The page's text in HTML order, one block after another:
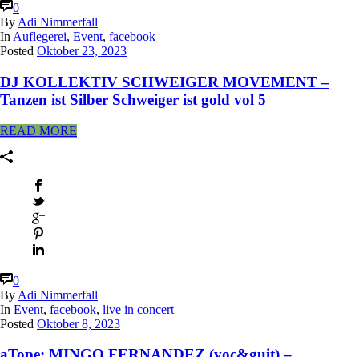
0
By Adi Nimmerfall
In Auflegerei, Event, facebook
Posted Oktober 23, 2023
DJ KOLLEKTIV SCHWEIGER MOVEMENT –
Tanzen ist Silber Schweiger ist gold vol 5
READ MORE
0
By Adi Nimmerfall
In Event, facebook, live in concert
Posted Oktober 8, 2023